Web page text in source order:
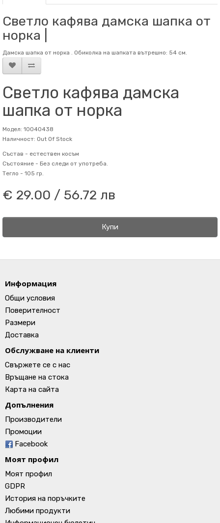
Светло кафява дамска шапка от
норка |
Дамска шапка от норка . Обиколка на шапката вътрешно: 54 см.
Светло кафява дамска
шапка от норка
Модел: 10040438
Наличност: Out Of Stock
Състав - естествен косъм
Състояние - Без следи от употреба.
Тегло - 105 гр.
€ 29.00 / 56.72 лв
Купи
Информация
Общи условия
Поверителност
Размери
Доставка
Обслужване на клиенти
Свържете се с нас
Връщане на стока
Карта на сайта
Допълнения
Производители
Промоции
Facebook
Моят профил
Моят профил
GDPR
История на поръчките
Любими продукти